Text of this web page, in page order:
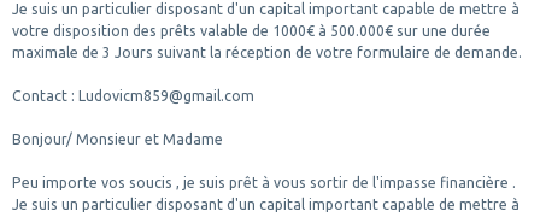
Je suis un particulier disposant d'un capital important capable de mettre à
votre disposition des prêts valable de 1000€ à 500.000€ sur une durée
maximale de 3 Jours suivant la réception de votre formulaire de demande.
Contact : Ludovicm859@gmail.com
Bonjour/ Monsieur et Madame
Peu importe vos soucis , je suis prêt à vous sortir de l'impasse financière .
Je suis un particulier disposant d'un capital important capable de mettre à